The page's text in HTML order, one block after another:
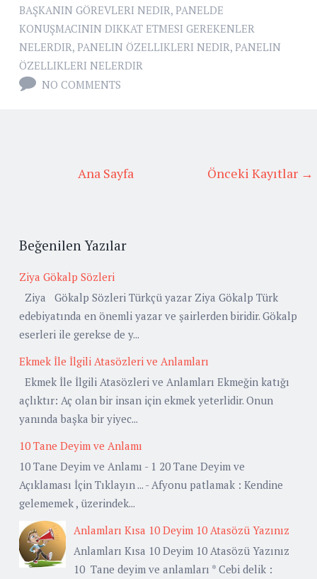
BAŞKANIN GÖREVLERI NEDIR, PANELDE
KONUŞMACININ DIKKAT ETMESI GEREKENLER
NELERDIR, PANELIN ÖZELLIKLERI NEDIR, PANELIN
ÖZELLIKLERI NELERDIR
NO COMMENTS
Önceki Kayıtlar →
Ana Sayfa
Beğenilen Yazılar
Ziya Gökalp Sözleri
Ziya Gökalp Sözleri Türkçü yazar Ziya Gökalp Türk
edebiyatında en önemli yazar ve şairlerden biridir. Gökalp
eserleri ile gerekse de y...
Ekmek İle İlgili Atasözleri ve Anlamları
Ekmek İle İlgili Atasözleri ve Anlamları Ekmeğin katığı
açlıktır: Aç olan bir insan için ekmek yeterlidir. Onun
yanında başka bir yiyec...
10 Tane Deyim ve Anlamı
10 Tane Deyim ve Anlamı - 1 20 Tane Deyim ve
Açıklaması İçin Tıklayın ... - Afyonu patlamak : Kendine
gelememek , üzerindek...
Anlamları Kısa 10 Deyim 10 Atasözü Yazınız
Anlamları Kısa 10 Deyim 10 Atasözü Yazınız
10 Tane deyim ve anlamları * Cebi delik :